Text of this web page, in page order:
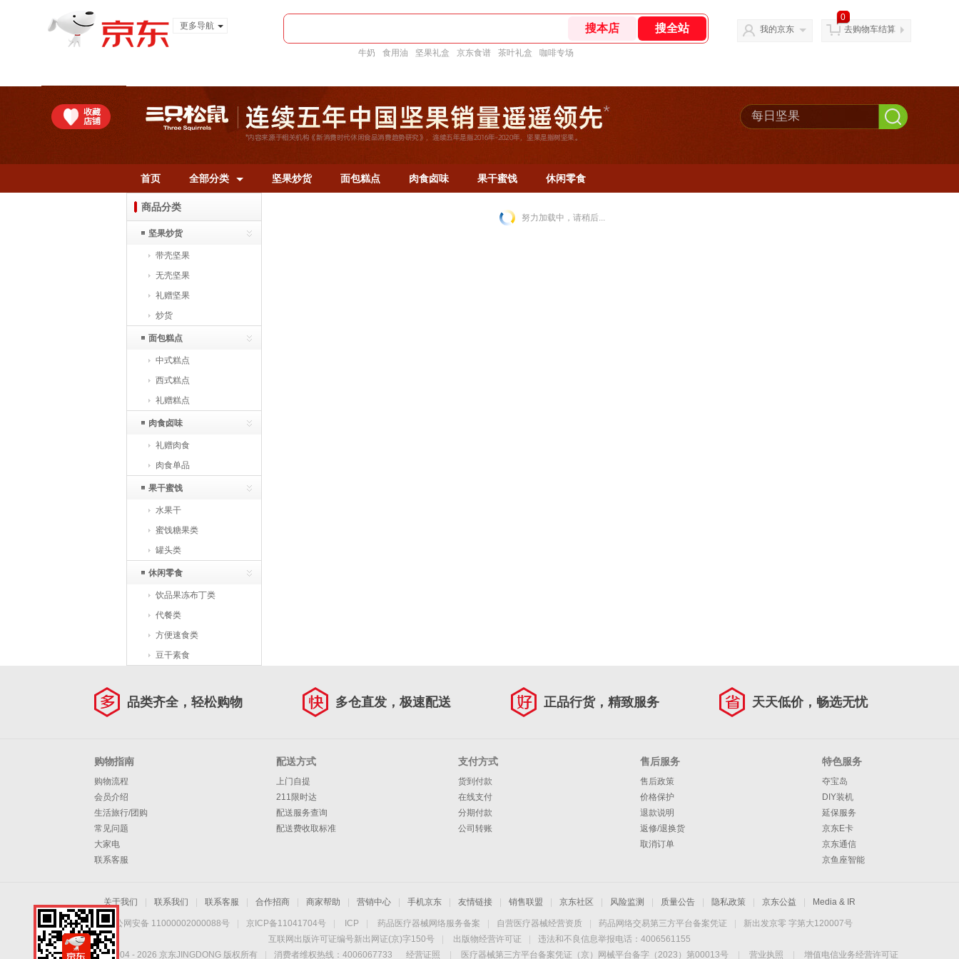
更多导航
牛奶 食用油 坚果礼盒 京东食谱 茶叶礼盒 咖啡专场
我的京东
0
去购物车结算
首页 全部分类 坚果炒货 面包糕点 肉食卤味 果干蜜饯 休闲零食
商品分类
坚果炒货
带壳坚果
无壳坚果
礼赠坚果
炒货
面包糕点
中式糕点
西式糕点
礼赠糕点
肉食卤味
礼赠肉食
肉食单品
果干蜜饯
水果干
蜜饯糖果类
罐头类
休闲零食
饮品果冻布丁类
代餐类
方便速食类
豆干素食
努力加载中，请稍后...
品类齐全，轻松购物 多仓直发，极速配送 正品行货，精致服务 天天低价，畅选无忧
购物指南
购物流程
会员介绍
生活旅行/团购
常见问题
大家电
联系客服
配送方式
上门自提
211限时达
配送服务查询
配送费收取标准
支付方式
货到付款
在线支付
分期付款
公司转账
售后服务
售后政策
价格保护
退款说明
返修/退换货
取消订单
特色服务
夺宝岛
DIY装机
延保服务
京东E卡
京东通信
京鱼座智能
关于我们 联系我们 联系客服 合作招商 商家帮助 营销中心 手机京东 友情链接 销售联盟 京东社区 风险监测 质量公告 隐私政策 京东公益 Media & IR
京公网安备 11000002000088号 京ICP备11041704号 ICP 药品医疗器械网络服务备案 自营医疗器械经营资质 药品网络交易第三方平台备案凭证
新出发京零 字第大120007号
互联网出版许可证编号新出网证(京)字150号
出版物经营许可证
违法和不良信息举报电话：4006561155
Copyright © 2004 - 2026 京东JINGDONG 版权所有 消费者维权热线：4006067733 经营证照 医疗器械第三方平台备案凭证（京）网械平台备字（2023）第00013号 营业执照 增值电信业务经营许可证